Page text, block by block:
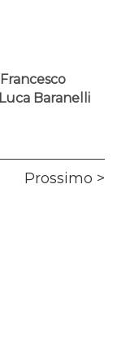
Francesco
Luca Baranelli
Prossimo